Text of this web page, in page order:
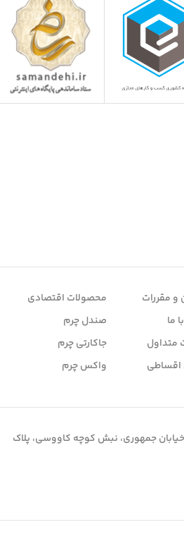
و مقررات
ما
متداول
محصولات اقتصادی
صندل چرم
جاکارتی چرم
واکس چرم
خیابان جمهوری، نبش کوچه کاووسی، پلاک